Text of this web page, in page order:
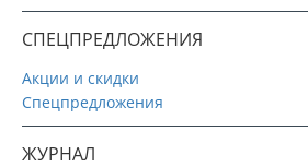
СПЕЦПРЕДЛОЖЕНИЯ
Акции и скидки
Спецпредложения
ЖУРНАЛ